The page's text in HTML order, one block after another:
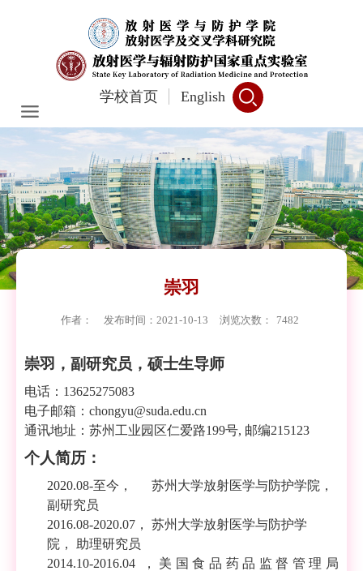
学校首页 English
崇羽
作者： 发布时间：2021-10-13 浏览次数： 7482
崇羽，副研究员，硕士生导师
电话： 13625275083
电子邮箱： chongyu@suda.edu.cn
通讯地址：苏州工业园区仁爱路199号, 邮编215123
个人简历：
2020.08-至今，
苏州大学放射医学与防护学院，
副研究员
2016.08-2020.07 ，
苏州大学放射医学与防护学
院，
助理研究员
2014.10-2016.04
， 美国食品药品监督管理局